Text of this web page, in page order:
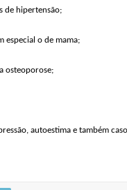
de hipertensão;
especial o de mama;
osteoporose;
autoestima e também